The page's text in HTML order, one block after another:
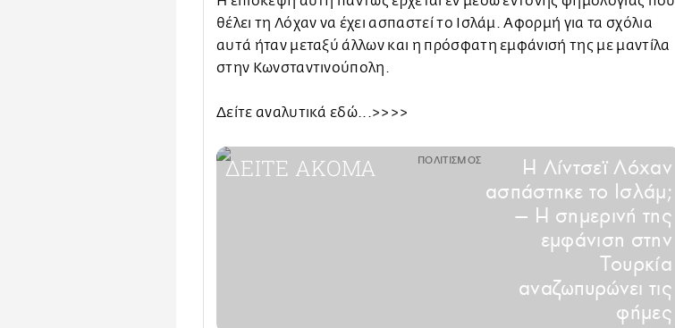
θέλει τη Λόχαν να έχει ασπαστεί το Ισλάμ. Αφορμή για τα σχόλια
αυτά ήταν μεταξύ άλλων και η πρόσφατη εμφάνισή της με μαντίλα
στην Κωνσταντινούπολη.
Δείτε αναλυτικά εδώ...>>>>
ΔΕΙΤΕ ΑΚΟΜΑ ΠΟΛΙΤΙΣΜΟΣ
H Λίντσεϊ Λόχαν
ασπάστηκε το Ισλάμ;
— Η σημερινή της
εμφάνιση στην
Τουρκία
αναζωπυρώνει τις
φήμες